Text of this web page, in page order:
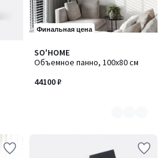
Финальная цена
SO'HOME
Объемное панно, 100х80 см
44100 ₽
Количество
цветов:
3